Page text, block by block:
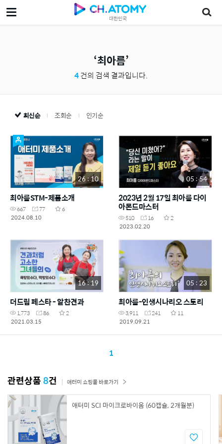
대한민국
최아름
4건의 검색 결과입니다.
최신순 조회순 인기순
26 : 10
최아름STM-제품소개
667 77
6
2024.08.10
05 : 54
2023년 2월 17일 최아름 다이
아몬드마스터
510 16
2
2023.02.20
16 : 19
더드림 페스타 - 알찬견과
1,773 86
2
2021.03.15
05 : 23
최아름-인생시나리오 스토리
3,911 241
11
2019.09.21
1
관련상품8건 애터미 쇼핑몰 바로가기
애터미 SCI 마이크로바이옴 (60캡슐, 2개월분)